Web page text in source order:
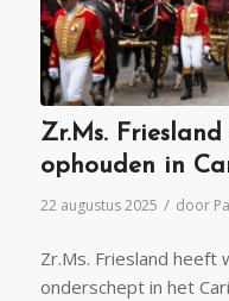
Zr.Ms.
ophouden in
22 augustus 2025 / door
Zr.Ms. Friesland
onderschept in het